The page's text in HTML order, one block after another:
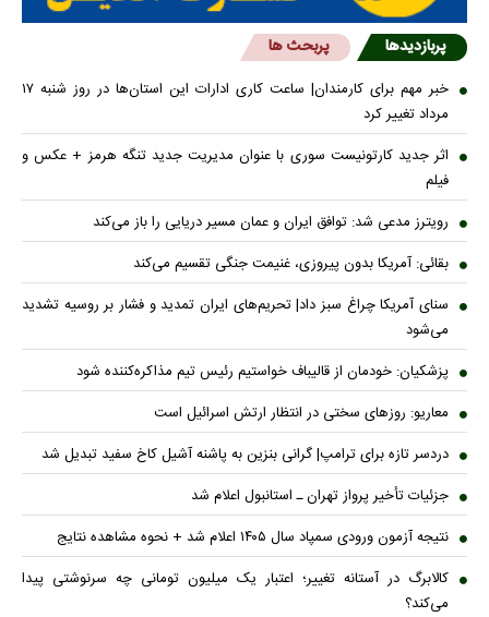
پربازدیدها پربحث ها
خبر مهم برای کارمندان| ساعت کاری ادارات این استان‌ها در روز شنبه ۱۷
مرداد تغییر کرد
اثر جدید کارتونیست سوری با عنوان مدیریت جدید تنگه هرمز + عکس و
فیلم
رویترز مدعی شد: توافق ایران و عمان مسیر دریایی را باز می‌کند
بقائی: آمریکا بدون پیروزی، غنیمت جنگی تقسیم می‌کند
سنای آمریکا چراغ سبز داد| تحریم‌های ایران تمدید و فشار بر روسیه تشدید
می‌شود
پزشکیان: خودمان از قالیباف خواستیم رئیس تیم مذاکره‌کننده شود
معاریو: روزهای سختی در انتظار ارتش اسرائیل است
دردسر تازه برای ترامپ| گرانی بنزین به پاشنه آشیل کاخ سفید تبدیل شد
جزئیات تأخیر پرواز تهران ـ استانبول اعلام شد
نتیجه آزمون ورودی سمپاد سال ۱۴۰۵ اعلام شد + نحوه مشاهده نتایج
کالابرگ در آستانه تغییر؛ اعتبار یک میلیون تومانی چه سرنوشتی پیدا
می‌کند؟